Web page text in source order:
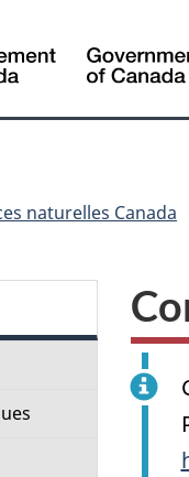
naturelles Canada